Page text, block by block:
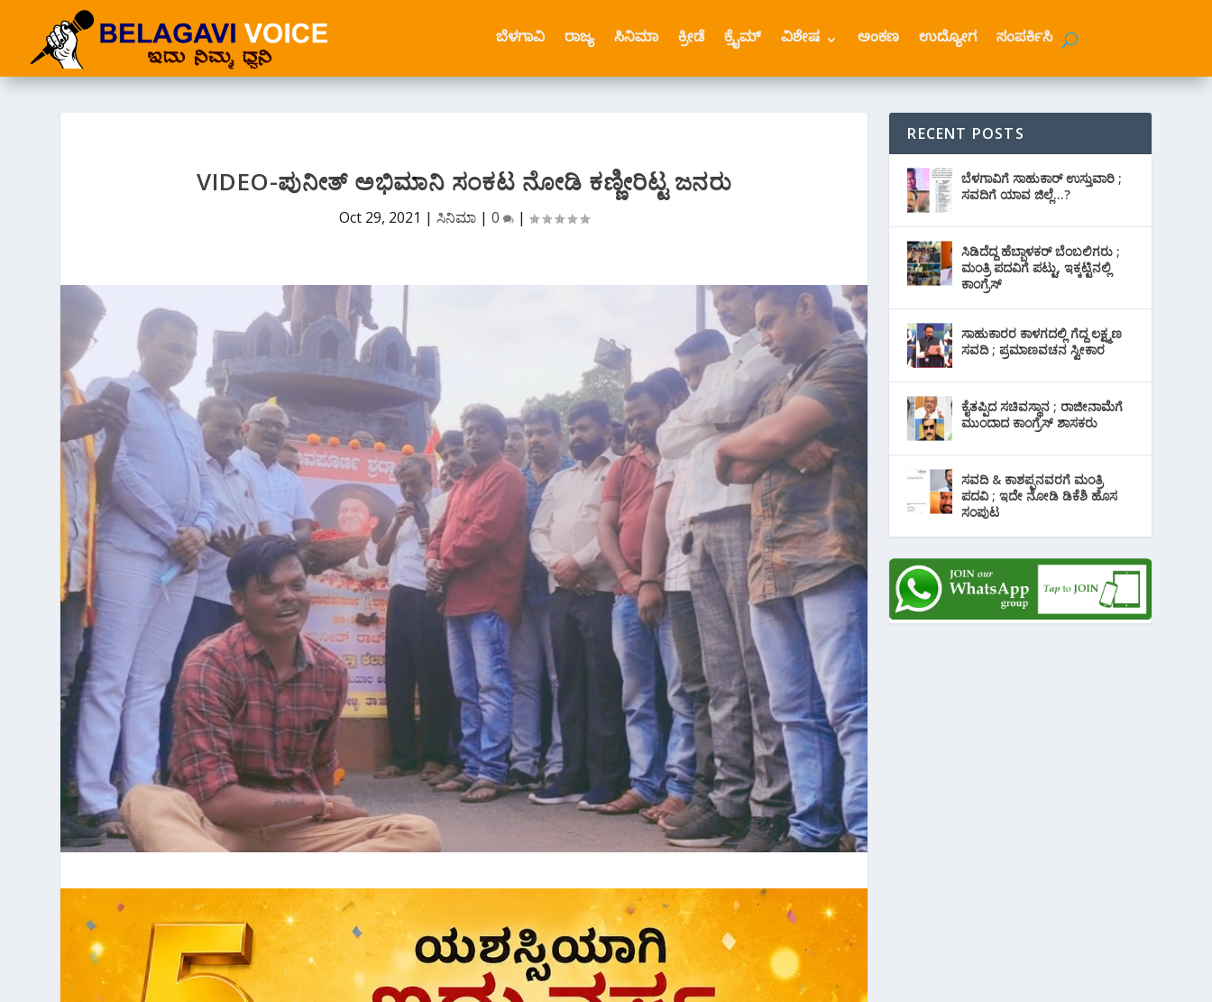
ಬೆಳಗಾವಿ ರಾಜ್ಯ ಸಿನಿಮಾ ಕ್ರೀಡೆ ಕ್ರೈಮ್ ವಿಶೇಷ ಅಂಕಣ ಉದ್ಯೋಗ ಸಂಪರ್ಕಿಸಿ
VIDEO-ಪುನೀತ್ ಅಭಿಮಾನಿ ಸಂಕಟ ನೋಡಿ ಕಣ್ಣೀರಿಟ್ಟ ಜನರು
Oct 29, 2021 |ಸಿನಿಮಾ |0 |
RECENT POSTS
ಬೆಳಗಾವಿಗೆ ಸಾಹುಕಾರ್ ಉಸ್ತುವಾರಿ ;
ಸವದಿಗೆ ಯಾವ ಜಿಲ್ಲೆ…?
ಸಿಡಿದೆದ್ದ ಹೆಬ್ಬಾಳಕರ್ ಬೆಂಬಲಿಗರು ;
ಮಂತ್ರಿ ಪದವಿಗೆ ‌ಪಟ್ಟು, ಇಕ್ಕಟ್ಟಿನಲ್ಲಿ
ಕಾಂಗ್ರೆಸ್
ಸಾಹುಕಾರರ ಕಾಳಗದಲ್ಲಿ ಗೆದ್ದ ಲಕ್ಷ್ಮಣ
ಸವದಿ ; ಪ್ರಮಾಣವಚನ ಸ್ವೀಕಾರ
ಕೈತಪ್ಪಿದ ಸಚಿವಸ್ಥಾನ ; ರಾಜೀನಾಮೆಗೆ
ಮುಂದಾದ ಕಾಂಗ್ರೆಸ್ ‌ಶಾಸಕರು
ಸವದಿ & ಕಾಶಪ್ಪನವರಗೆ ಮಂತ್ರಿ
ಪದವಿ ; ಇದೇ ನೋಡಿ‌ ಡಿಕೆಶಿ ಹೊಸ
ಸಂಪುಟ